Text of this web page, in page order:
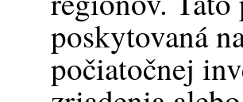
poskytovaná
počiatočnej